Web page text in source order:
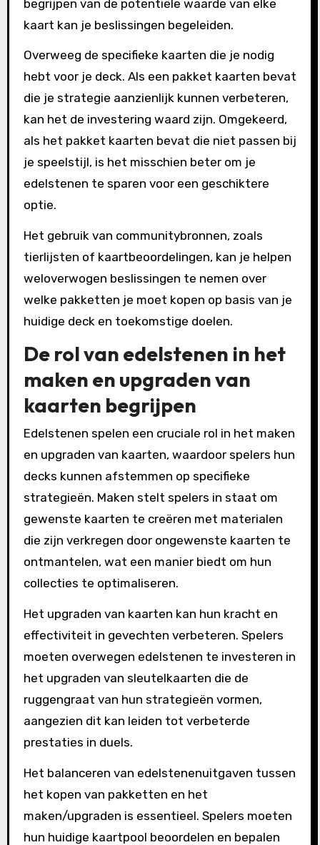
begrijpen van de potentiële waarde van elke
kaart kan je beslissingen begeleiden.
Overweeg de specifieke kaarten die je nodig
hebt voor je deck. Als een pakket kaarten bevat
die je strategie aanzienlijk kunnen verbeteren,
kan het de investering waard zijn. Omgekeerd,
als het pakket kaarten bevat die niet passen bij
je speelstijl, is het misschien beter om je
edelstenen te sparen voor een geschiktere
optie.
Het gebruik van communitybronnen, zoals
tierlijsten of kaartbeoordelingen, kan je helpen
weloverwogen beslissingen te nemen over
welke pakketten je moet kopen op basis van je
huidige deck en toekomstige doelen.
De rol van edelstenen in het
maken en upgraden van
kaarten begrijpen
Edelstenen spelen een cruciale rol in het maken
en upgraden van kaarten, waardoor spelers hun
decks kunnen afstemmen op specifieke
strategieën. Maken stelt spelers in staat om
gewenste kaarten te creëren met materialen
die zijn verkregen door ongewenste kaarten te
ontmantelen, wat een manier biedt om hun
collecties te optimaliseren.
Het upgraden van kaarten kan hun kracht en
effectiviteit in gevechten verbeteren. Spelers
moeten overwegen edelstenen te investeren in
het upgraden van sleutelkaarten die de
ruggengraat van hun strategieën vormen,
aangezien dit kan leiden tot verbeterde
prestaties in duels.
Het balanceren van edelstenenuitgaven tussen
het kopen van pakketten en het
maken/upgraden is essentieel. Spelers moeten
hun huidige kaartpool beoordelen en bepalen